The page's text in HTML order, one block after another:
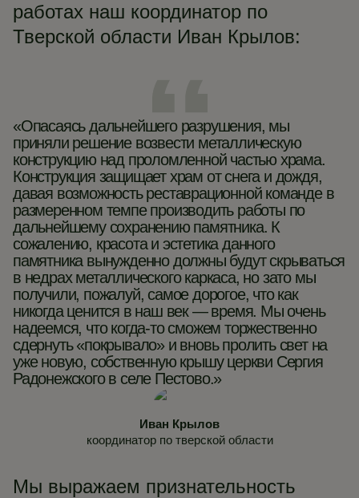
работах наш координатор по
Тверской области Иван Крылов:
«Опасаясь дальнейшего разрушения, мы
приняли решение возвести металлическую
конструкцию над проломленной частью храма.
Конструкция защищает храм от снега и дождя,
давая возможность реставрационной команде в
размеренном темпе производить работы по
дальнейшему сохранению памятника. К
сожалению, красота и эстетика данного
памятника вынужденно должны будут скрываться
в недрах металлического каркаса, но зато мы
получили, пожалуй, самое дорогое, что как
никогда ценится в наш век — время. Мы очень
надеемся, что когда-то сможем торжественно
сдернуть «покрывало» и вновь пролить свет на
уже новую, собственную крышу церкви Сергия
Радонежского в селе Пестово.»
Иван Крылов
координатор по тверской области
Мы выражаем признательность